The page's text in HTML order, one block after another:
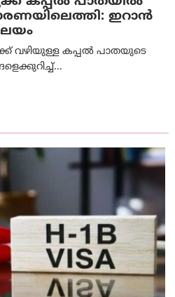
ഇറാൻ
വഴിയുള്ള കപ്പൽ പാതയുടെ